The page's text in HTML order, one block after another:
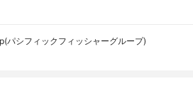
パシフィックフィッシャーグループ)